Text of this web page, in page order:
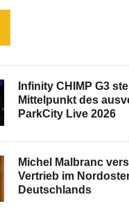
Infinity CHIMP G3
Mittelpunkt des
ParkCity Live 2026
Michel Malbranc
Vertrieb im
Deutschlands